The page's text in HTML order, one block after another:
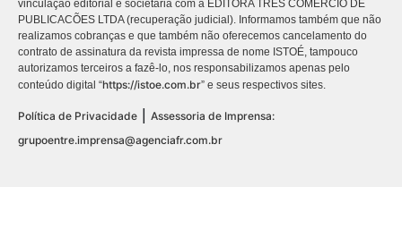
vinculação editorial e societária com a EDITORA TRES COMÉRCIO DE
PUBLICACÕES LTDA (recuperação judicial). Informamos também que não
realizamos cobranças e que também não oferecemos cancelamento do
contrato de assinatura da revista impressa de nome ISTOÉ, tampouco
autorizamos terceiros a fazê-lo, nos responsabilizamos apenas pelo
conteúdo digital “https://istoe.com.br” e seus respectivos sites.
Política de Privacidade
Assessoria de Imprensa:
grupoentre.imprensa@agenciafr.com.br